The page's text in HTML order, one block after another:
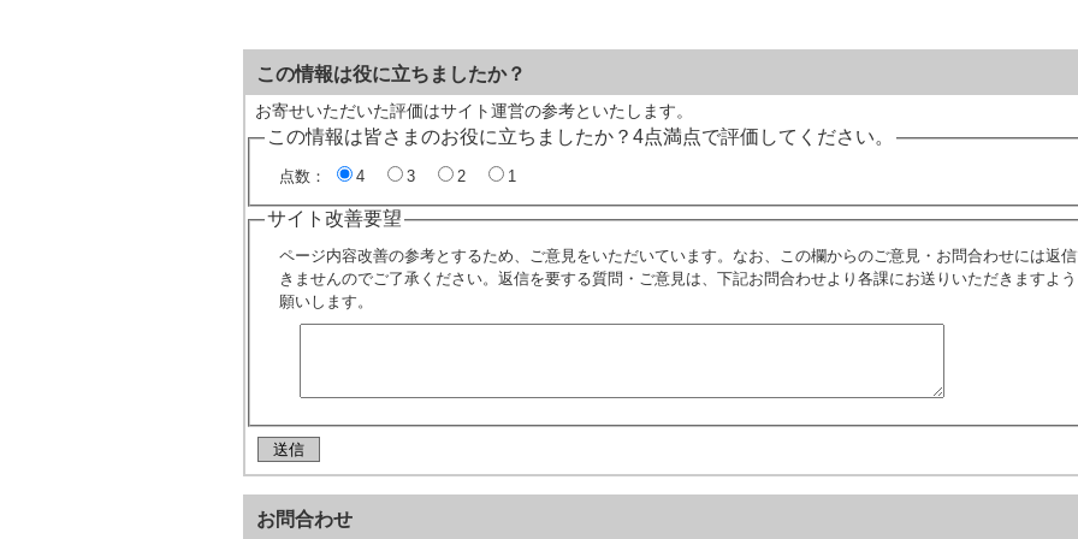
この情報は役に立ちましたか？
お寄せいただいた評価はサイト運営の参考といたします。
この情報は皆さまのお役に立ちましたか？4点満点で評価してください。
点数： 4 3 2 1
サイト改善要望
ページ内容改善の参考とするため、ご意見をいただいています。なお、この欄からのご意見・お問合わせには返
きませんのでご了承ください。返信を要する質問・ご意見は、下記お問合わせより各課にお送りいただきますよ
願いします。
お問合わせ